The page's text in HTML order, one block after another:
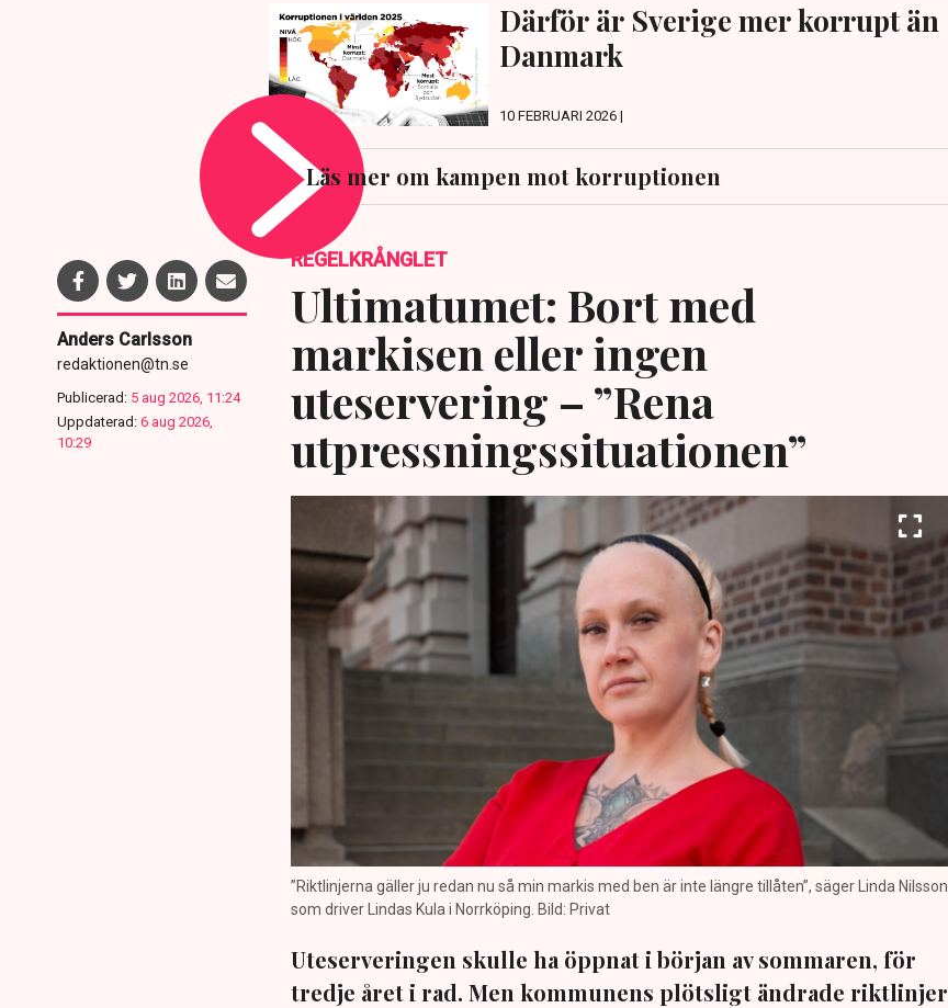
Därför är Sverige mer korrupt än
Danmark
10 FEBRUARI 2026 |
Läs mer om kampen mot korruptionen
Anders Carlsson
redaktionen@tn.se
Publicerad: 5 aug 2026, 11:24
Uppdaterad: 6 aug 2026,
10:29
REGELKRÅNGLET
Ultimatumet: Bort med
markisen eller ingen
uteservering – ”Rena
utpressningssituationen”
”Riktlinjerna gäller ju redan nu så min markis med ben är inte längre tillåten”, säger Linda Nilsson
som driver Lindas Kula i Norrköping. Bild: Privat
Uteserveringen skulle ha öppnat i början av sommaren, för
tredje året i rad. Men kommunens plötsligt ändrade riktlinjer